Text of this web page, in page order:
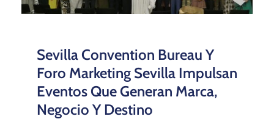
Sevilla Convention Bureau Y
Foro Marketing Sevilla Impulsan
Eventos Que Generan Marca,
Negocio Y Destino